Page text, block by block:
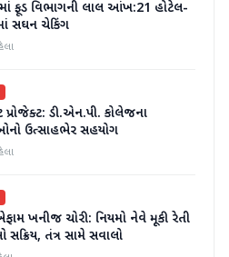
ફૂડ વિભાગની લાલ આંખ:21 હોટેલ-
સઘન ચેકિંગ
પ્રોજેક્ટ: ડી.એન.પી. કોલેજના
ઉત્સાહભેર સહયોગ
ખનીજ ચોરી: નિયમો નેવે મૂકી રેતી
સક્રિય, તંત્ર સામે સવાલો